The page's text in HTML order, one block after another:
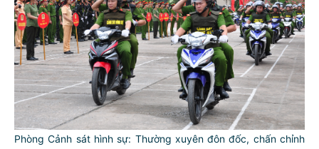
Phòng Cảnh sát hình sự: Thường xuyên đôn đốc, chấn chỉnh